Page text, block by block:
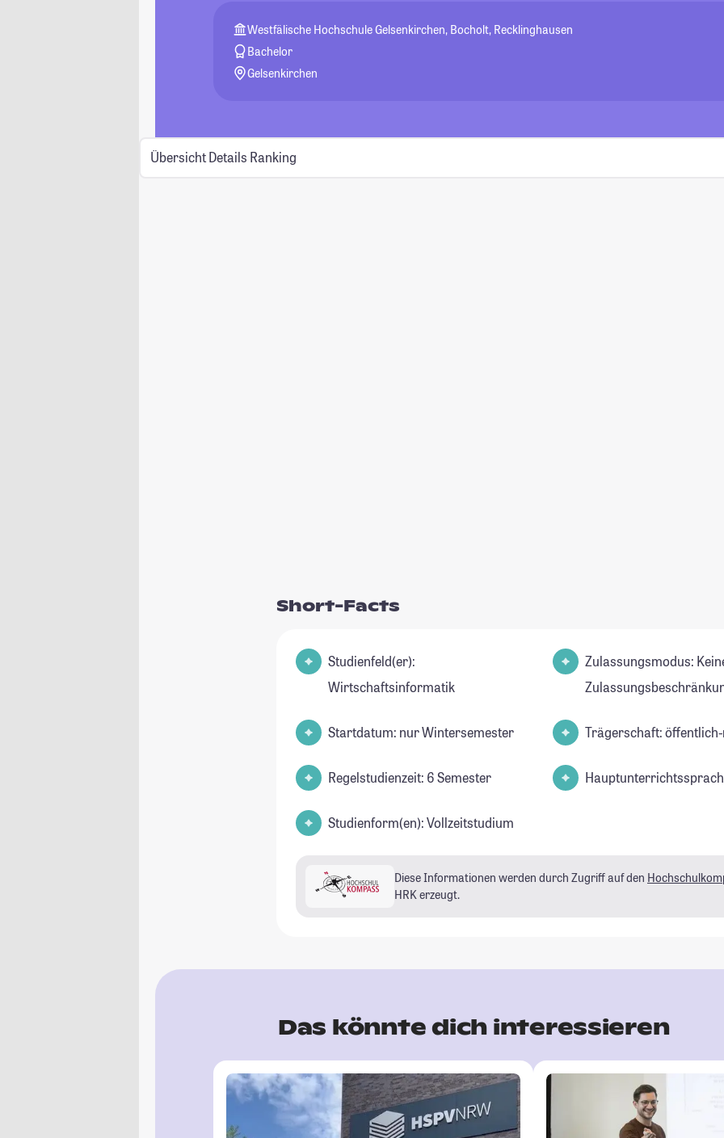
Westfälische Hochschule Gelsenkirchen, Bocholt, Recklinghausen
Bachelor
Gelsenkirchen
Übersicht Details Ranking
Short-Facts
Studienfeld(er):
Wirtschaftsinformatik
Startdatum: nur Wintersemester
Regelstudienzeit: 6 Semester
Studienform(en): Vollzeitstudium
Zulassungsmodus:
Trägerschaft:
Diese Informationen werden durch Zugriff auf den
HRK erzeugt.
Das könnte dich interessieren